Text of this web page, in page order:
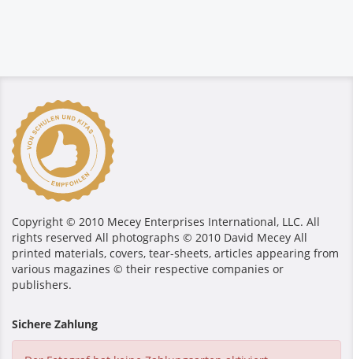
Copyright © 2010 Mecey Enterprises International, LLC. All
rights reserved All photographs © 2010 David Mecey All
printed materials, covers, tear-sheets, articles appearing from
various magazines © their respective companies or
publishers.
Sichere Zahlung